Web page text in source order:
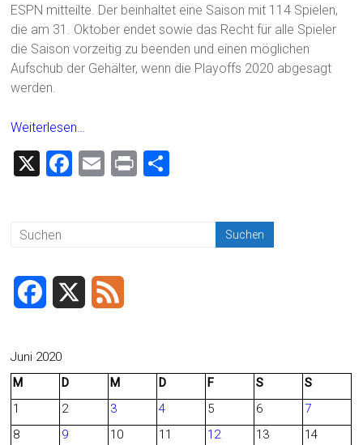
ESPN mitteilte. Der beinhaltet eine Saison mit 114 Spielen,
die am 31. Oktober endet sowie das Recht für alle Spieler
die Saison vorzeitig zu beenden und einen möglichen
Aufschub der Gehälter, wenn die Playoffs 2020 abgesagt
werden.
Weiterlesen…
X
F
ok
E
Pr
c
b
Juni 2020
M
D M D F S
S
1
2 3 4 5 6
7
8
9 10 11 12 13
14